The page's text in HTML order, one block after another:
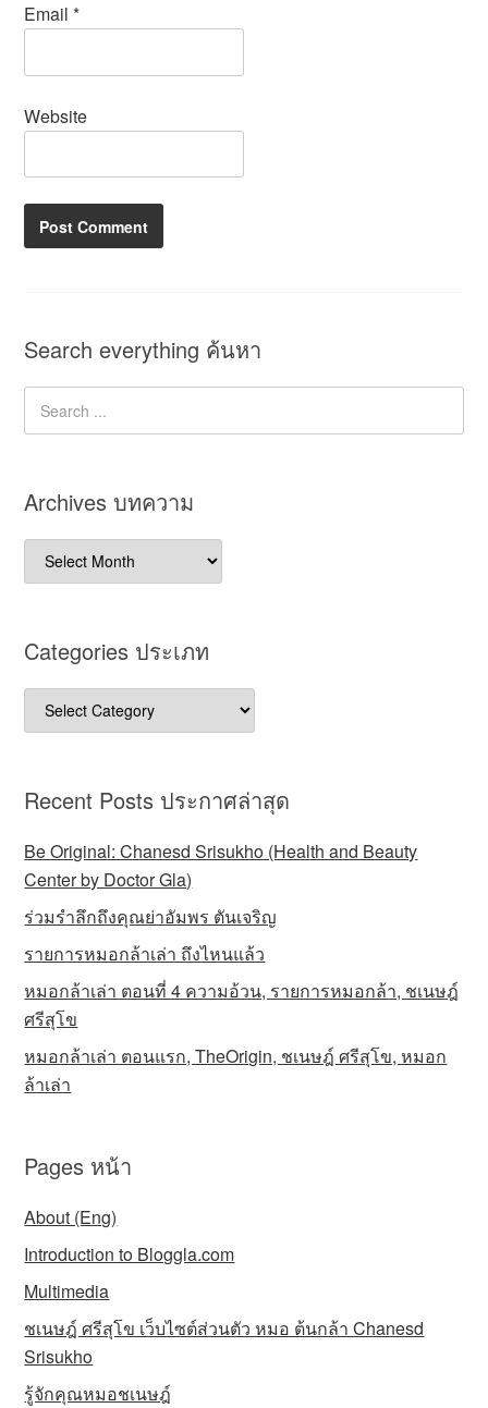
Email*
Website
Search everything ค้นหา
Archives บทความ
Archives
บทความ
Categories ประเภท
Categories
ประเภท
Recent Posts ประกาศล่าสุด
Be Original: Chanesd Srisukho (Health and Beauty
Center by Doctor Gla)
ร่วมรำลึกถึงคุณย่าอัมพร ตันเจริญ
รายการหมอกล้าเล่า ถึงไหนแล้ว
หมอกล้าเล่า ตอนที่ 4 ความอ้วน, รายการหมอกล้า, ชเนษฎ์
ศรีสุโข
หมอกล้าเล่า ตอนแรก, TheOrigin, ชเนษฎ์ ศรีสุโข, หมอก
ล้าเล่า
Pages หน้า
About (Eng)
Introduction to Bloggla.com
Multimedia
ชเนษฎ์ ศรีสุโข เว็บไซต์ส่วนตัว หมอ ต้นกล้า Chanesd
Srisukho
รู้จักคุณหมอชเนษฎ์